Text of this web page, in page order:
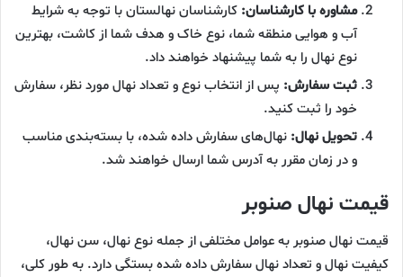
مشاوره با کارشناسان: کارشناسان نهالستان با توجه به شرایط
آب و هوایی منطقه شما، نوع خاک و هدف شما از کاشت، بهترین
نوع نهال را به شما پیشنهاد خواهند داد.
ثبت سفارش: پس از انتخاب نوع و تعداد نهال مورد نظر، سفارش
خود را ثبت کنید.
تحویل نهال: نهال‌های سفارش داده شده، با بسته‌بندی مناسب
و در زمان مقرر به آدرس شما ارسال خواهند شد.
قیمت نهال صنوبر
قیمت نهال صنوبر به عوامل مختلفی از جمله نوع نهال، سن نهال،
کیفیت نهال و تعداد نهال سفارش داده شده بستگی دارد. به طور کلی،